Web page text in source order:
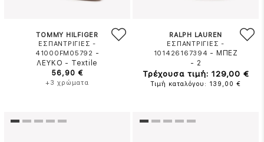
TOMMY HILFIGER
ΕΣΠΑΝΤΡΙΓΙΕΣ -
41000FM05792 -
ΛΕΥΚΟ - Textile
56,90 €
+3 χρώματα
RALPH LAUREN
ΕΣΠΑΝΤΡΙΓΙΕΣ -
101426167394 - ΜΠΕΖ
- 2
Τρέχουσα τιμή: 129,00 €
Τιμή καταλόγου: 139,00 €